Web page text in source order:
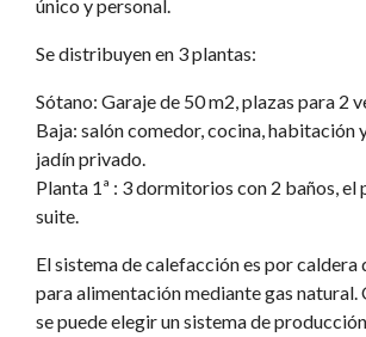
único y personal.
Se distribuyen en 3 plantas:
Sótano: Garaje de 50 m2, plazas para 2
Baja: salón comedor, cocina, habitación
jadín privado.
Planta 1ª : 3 dormitorios con 2 baños, el
suite.
El sistema de calefacción es por caldera
para alimentación mediante gas
se puede elegir un sistema de